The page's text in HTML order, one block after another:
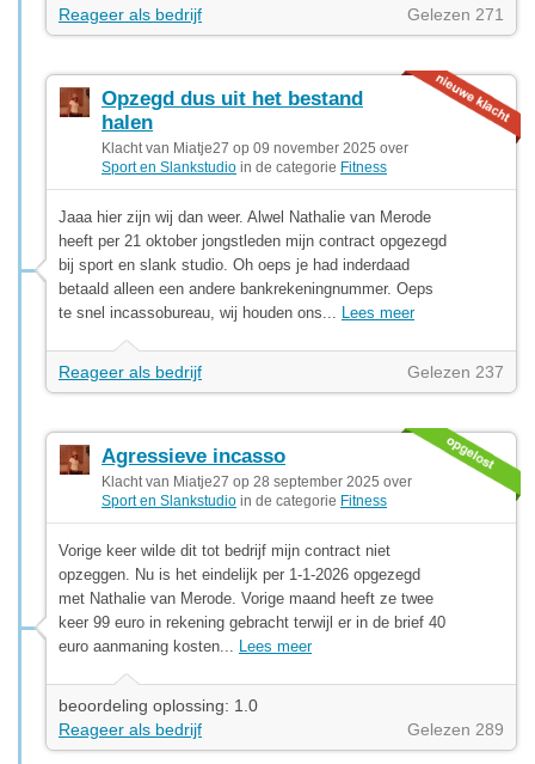
Reageer als bedrijf Gelezen 271
Opzegd dus uit het bestand
halen
Klacht van Miatje27 op 09 november 2025 over
Sport en Slankstudio in de categorie Fitness
Jaaa hier zijn wij dan weer. Alwel Nathalie van Merode
heeft per 21 oktober jongstleden mijn contract opgezegd
bij sport en slank studio. Oh oeps je had inderdaad
betaald alleen een andere bankrekeningnummer. Oeps
te snel incassobureau, wij houden ons... Lees meer
Reageer als bedrijf Gelezen 237
Agressieve incasso
Klacht van Miatje27 op 28 september 2025 over
Sport en Slankstudio in de categorie Fitness
Vorige keer wilde dit tot bedrijf mijn contract niet
opzeggen. Nu is het eindelijk per 1-1-2026 opgezegd
met Nathalie van Merode. Vorige maand heeft ze twee
keer 99 euro in rekening gebracht terwijl er in de brief 40
euro aanmaning kosten... Lees meer
beoordeling oplossing: 1.0
Reageer als bedrijf
Gelezen 289